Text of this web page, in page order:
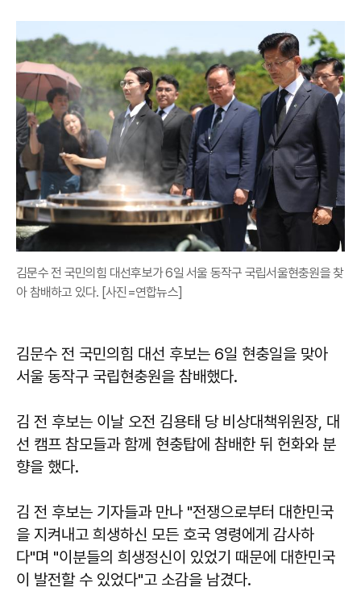
김문수 전 국민의힘 대선후보가 6일 서울 동작구 국립서울현충원을 찾
아 참배하고 있다. [사진=연합뉴스]
김문수 전 국민의힘 대선 후보는 6일 현충일을 맞아
서울 동작구 국립현충원을 참배했다.
김 전 후보는 이날 오전 김용태 당 비상대책위원장, 대
선 캠프 참모들과 함께 현충탑에 참배한 뒤 헌화와 분
향을 했다.
김 전 후보는 기자들과 만나 "전쟁으로부터 대한민국
을 지켜내고 희생하신 모든 호국 영령에게 감사하
다"며 "이분들의 희생정신이 있었기 때문에 대한민국
이 발전할 수 있었다"고 소감을 남겼다.